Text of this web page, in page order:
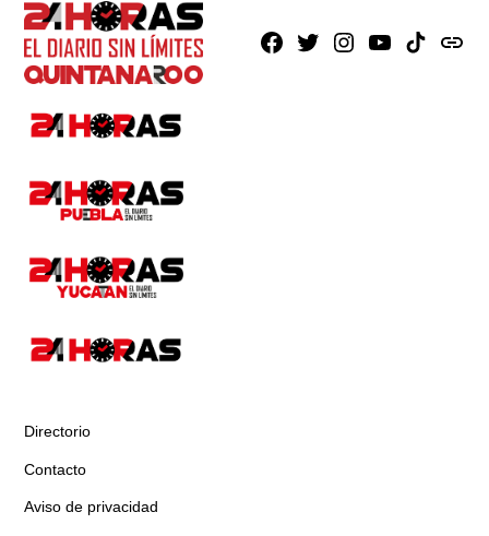
Facebook
X Instagram
YoutubeTikTokissuu
Directorio
Contacto
Aviso de privacidad